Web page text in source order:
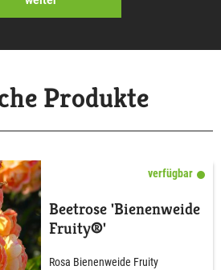
Produkte
verfügbar
Beetrose 'Bienenweide
Fruity®'
Rosa Bienenweide Fruity